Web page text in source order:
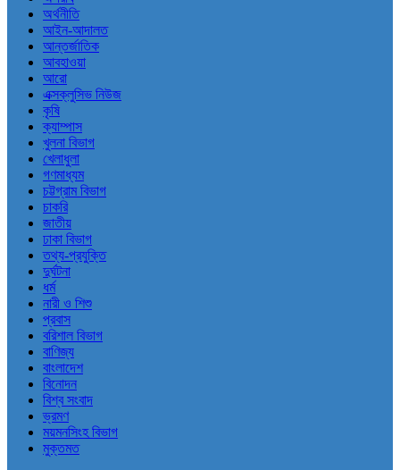
অর্থনীতি
আইন-আদালত
আন্তর্জাতিক
আবহাওয়া
আরো
এক্সক্লুসিভ নিউজ
কৃষি
ক্যাম্পাস
খুলনা বিভাগ
খেলাধুলা
গণমাধ্যম
চট্টগ্রাম বিভাগ
চাকরি
জাতীয়
ঢাকা বিভাগ
তথ্য-প্রযুক্তি
দুর্ঘটনা
ধর্ম
নারী ও শিশু
প্রবাস
বরিশাল বিভাগ
বাণিজ্য
বাংলাদেশ
বিনোদন
বিশ্ব সংবাদ
ভ্রমণ
ময়মনসিংহ বিভাগ
মুক্তমত